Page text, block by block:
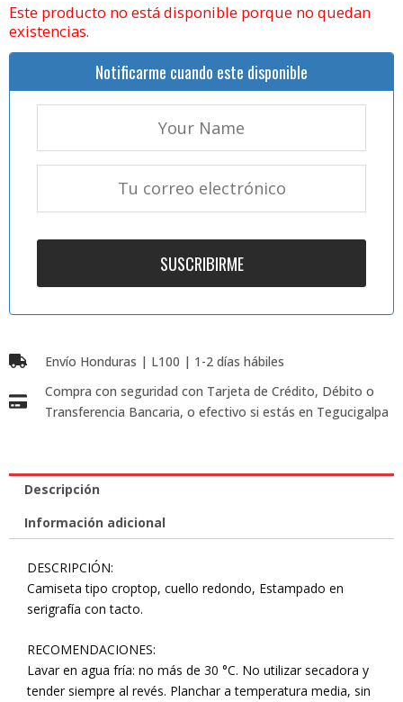
Este producto no está disponible porque no quedan
existencias.
Notificarme cuando este disponible
Envío Honduras | L100 | 1-2 días hábiles
Compra con seguridad con Tarjeta de Crédito, Débito o
Transferencia Bancaria, o efectivo si estás en Tegucigalpa
Descripción
Información adicional
DESCRIPCIÓN:
Camiseta tipo croptop, cuello redondo, Estampado en
serigrafía con tacto.
RECOMENDACIONES:
Lavar en agua fría: no más de 30 °C. No utilizar secadora y
tender siempre al revés. Planchar a temperatura media, sin